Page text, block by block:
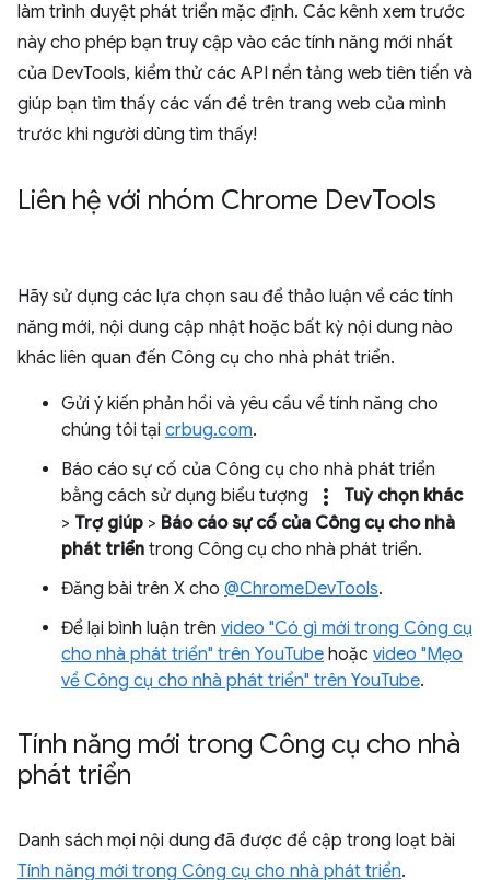
làm trình duyệt phát triển mặc định. Các kênh xem trước
này cho phép bạn truy cập vào các tính năng mới nhất
của DevTools, kiểm thử các API nền tảng web tiên tiến và
giúp bạn tìm thấy các vấn đề trên trang web của mình
trước khi người dùng tìm thấy!
Liên hệ với nhóm Chrome DevTools
Hãy sử dụng các lựa chọn sau để thảo luận về các tính
năng mới, nội dung cập nhật hoặc bất kỳ nội dung nào
khác liên quan đến Công cụ cho nhà phát triển.
Gửi ý kiến phản hồi và yêu cầu về tính năng cho
chúng tôi tại crbug.com.
Báo cáo sự cố của Công cụ cho nhà phát triển
bằng cách sử dụng biểu tượng
more_vert
Tuỳ chọn khác
> Trợ giúp > Báo cáo sự cố của Công cụ cho nhà
phát triển trong Công cụ cho nhà phát triển.
Đăng bài trên X cho @ChromeDevTools.
Để lại bình luận trên video "Có gì mới trong Công cụ
cho nhà phát triển" trên YouTube hoặc video "Mẹo
về Công cụ cho nhà phát triển" trên YouTube.
Tính năng mới trong Công cụ cho nhà
phát triển
Danh sách mọi nội dung đã được đề cập trong loạt bài
Tính năng mới trong Công cụ cho nhà phát triển.